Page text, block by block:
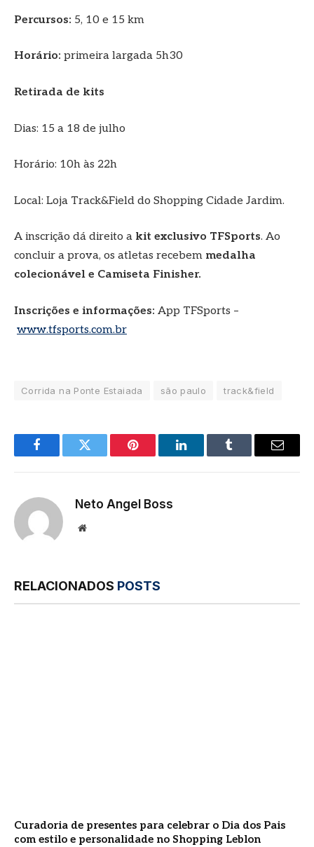
Percursos: 5, 10 e 15 km
Horário: primeira largada 5h30
Retirada de kits
Dias: 15 a 18 de julho
Horário: 10h às 22h
Local: Loja Track&Field do Shopping Cidade Jardim.
A inscrição dá direito a kit exclusivo TFSports. Ao
concluir a prova, os atletas recebem medalha
colecionável e Camiseta Finisher.
Inscrições e informações: App TFSports –
www.tfsports.com.br
Corrida na Ponte Estaiada são paulo track&field
FacebookTwitter Pinterest LinkedInTumblr
E-
Neto Angel Boss
Site
RELACIONADOS POSTS
Curadoria de presentes para celebrar o Dia dos Pais
com estilo e personalidade no Shopping Leblon